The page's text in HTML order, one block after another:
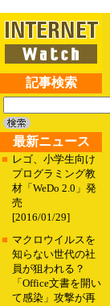
記事検索
最新ニュース
■ レゴ、小学生向け
プログラミング教
材「WeDo 2.0」発
売
[2016/01/29]
■ マクロウイルスを
知らない世代の社
員が狙われる？
「Office文書を開い
て感染」攻撃が再